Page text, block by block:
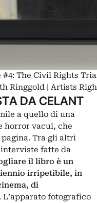
The Civil Rights
Ringgold | Artists
DA CELANT
a quello di una
horror vacui, che
Tra gli altri
fatte da
il libro è un
irripetibile, in
di
. L’apparato fotografico